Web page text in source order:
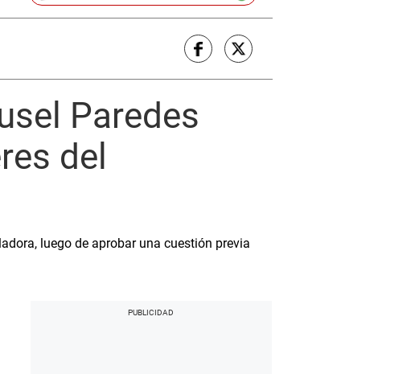
Paredes
del
luego de aprobar una cuestión previa